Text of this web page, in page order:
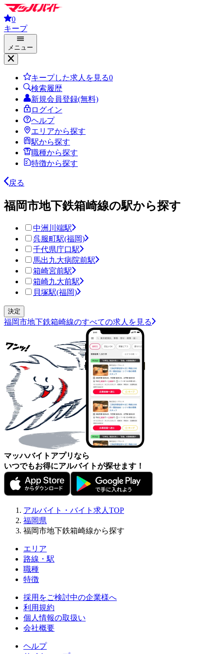
0
キープ
メニュー
キープした求人を見る0
検索履歴
新規会員登録(無料)
ログイン
ヘルプ
エリアから探す
駅から探す
職種から探す
特徴から探す
戻る
福岡市地下鉄箱崎線の駅から探す
中洲川端駅
呉服町駅(福岡)
千代県庁口駅
馬出九大病院前駅
箱崎宮前駅
箱崎九大前駅
貝塚駅(福岡)
福岡市地下鉄箱崎線のすべての求人を見る
マッハバイトアプリなら
いつでもお得にアルバイトが探せます！
アルバイト・バイト求人TOP
福岡県
福岡市地下鉄箱崎線から探す
エリア
路線・駅
職種
特徴
採用をご検討中の企業様へ
利用規約
個人情報の取扱い
会社概要
ヘルプ